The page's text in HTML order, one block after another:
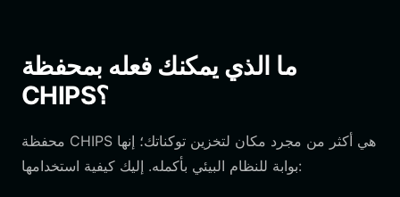
ما الذي يمكنك فعله بمحفظة
CHIPS؟
محفظة CHIPS هي أكثر من مجرد مكان لتخزين توكناتك؛ إنها
بوابة للنظام البيئي بأكمله. إليك كيفية استخدامها: